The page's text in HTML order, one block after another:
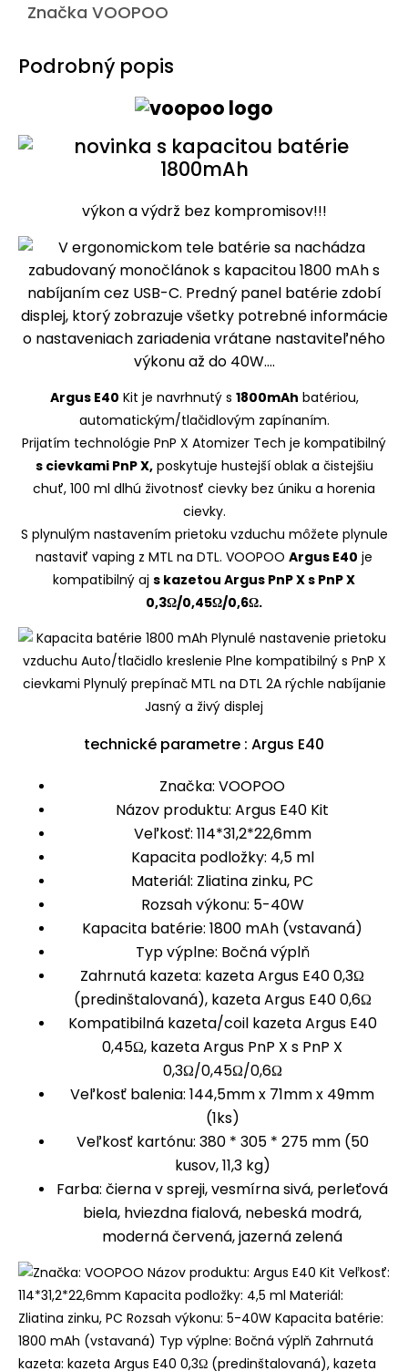
Značka VOOPOO
Podrobný popis
výkon a výdrž bez kompromisov!!!
Argus E40 Kit je navrhnutý s 1800mAh batériou,
automatickým/tlačidlovým zapínaním.
Prijatím technológie PnP X Atomizer Tech je kompatibilný
s cievkami PnP X,poskytuje hustejší oblak a čistejšiu
chuť, 100 ml dlhú životnosť cievky bez úniku a horenia
cievky.
S plynulým nastavením prietoku vzduchu môžete plynule
nastaviť vaping z MTL na DTL. VOOPOO Argus E40 je
kompatibilný aj s kazetou Argus PnP X s PnP X
0,3Ω/0,45Ω/0,6Ω.
technické parametre : Argus E40
Značka: VOOPOO
Názov produktu: Argus E40 Kit
Veľkosť: 114*31,2*22,6mm
Kapacita podložky: 4,5 ml
Materiál: Zliatina zinku, PC
Rozsah výkonu: 5-40W
Kapacita batérie: 1800 mAh (vstavaná)
Typ výplne: Bočná výplň
Zahrnutá kazeta: kazeta Argus E40 0,3Ω
(predinštalovaná), kazeta Argus E40 0,6Ω
Kompatibilná kazeta/coil kazeta Argus E40
0,45Ω, kazeta Argus PnP X s PnP X
0,3Ω/0,45Ω/0,6Ω
Veľkosť balenia: 144,5mm x 71mm x 49mm
(1ks)
Veľkosť kartónu: 380 * 305 * 275 mm (50
kusov, 11,3 kg)
Farba: čierna v spreji, vesmírna sivá, perleťová
biela, hviezdna fialová, nebeská modrá,
moderná červená, jazerná zelená